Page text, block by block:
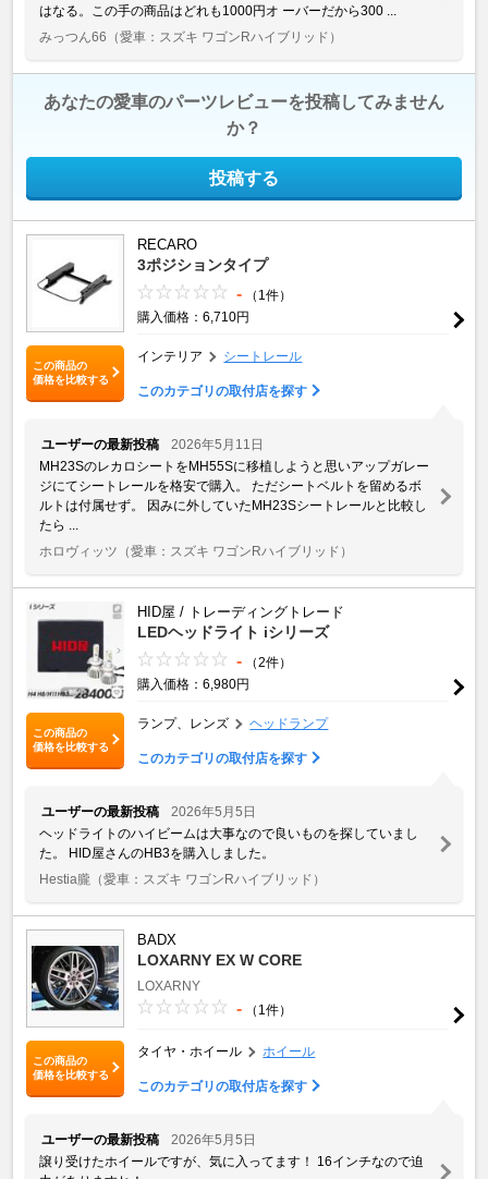
はなる。この手の商品はどれも1000円オ ーバーだから300 ...
みっつん66 （愛車：スズキ ワゴンRハイブリッド）
あなたの愛車のパーツレビューを投稿してみません
か？
投稿する
この商品の
価格を比較する
RECARO
3ポジションタイプ
-
（1件）
購入価格：6,710円
インテリア シートレール
このカテゴリの取付店を探す
ユーザーの最新投稿
2026年5月11日
MH23SのレカロシートをMH55Sに移植しようと思いアップガレー
ジにてシートレールを格安で購入。 ただシートベルトを留めるボ
ルトは付属せず。 因みに外していたMH23Sシートレールと比較し
たら ...
ホロヴィッツ （愛車：スズキ ワゴンRハイブリッド）
この商品の
価格を比較する
HID屋 / トレーディングトレード
LEDヘッドライト iシリーズ
-
（2件）
購入価格：6,980円
ランプ、レンズ ヘッドランプ
このカテゴリの取付店を探す
ユーザーの最新投稿
2026年5月5日
ヘッドライトのハイビームは大事なので良いものを探していまし
た。 HID屋さんのHB3を購入しました。
Hestia朧 （愛車：スズキ ワゴンRハイブリッド）
この商品の
価格を比較する
BADX
LOXARNY EX W CORE
LOXARNY
- （1件）
タイヤ・ホイール ホイール
このカテゴリの取付店を探す
ユーザーの最新投稿
2026年5月5日
譲り受けたホイールですが、気に入ってます！ 16インチなので迫